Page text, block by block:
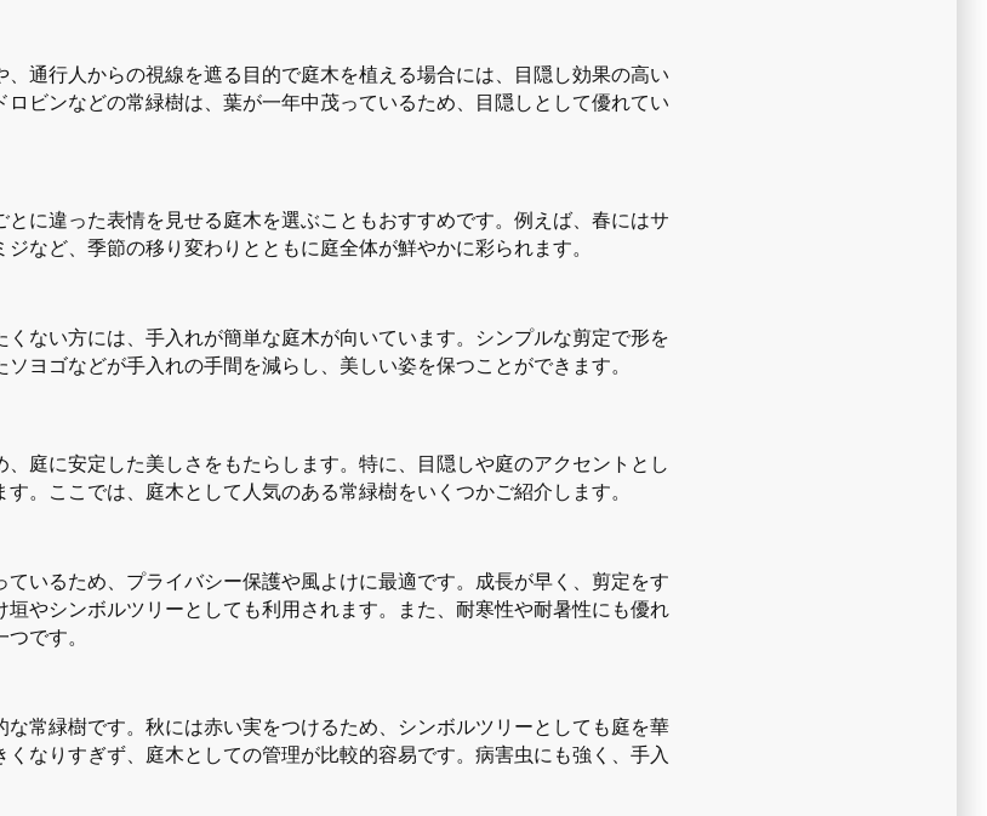
通行人からの視線を遮る目的で庭木を植える場合には、目隠し効果の高い
ビンなどの常緑樹は、葉が一年中茂っているため、目隠しとして優れてい
に違った表情を見せる庭木を選ぶこともおすすめです。例えば、春にはサ
など、季節の移り変わりとともに庭全体が鮮やかに彩られます。
ない方には、手入れが簡単な庭木が向いています。シンプルな剪定で形を
ヨゴなどが手入れの手間を減らし、美しい姿を保つことができます。
庭に安定した美しさをもたらします。特に、目隠しや庭のアクセントとし
。ここでは、庭木として人気のある常緑樹をいくつかご紹介します。
いるため、プライバシー保護や風よけに最適です。成長が早く、剪定をす
やシンボルツリーとしても利用されます。また、耐寒性や耐暑性にも優れ
です。
常緑樹です。秋には赤い実をつけるため、シンボルツリーとしても庭を華
なりすぎず、庭木としての管理が比較的容易です。病害虫にも強く、手入